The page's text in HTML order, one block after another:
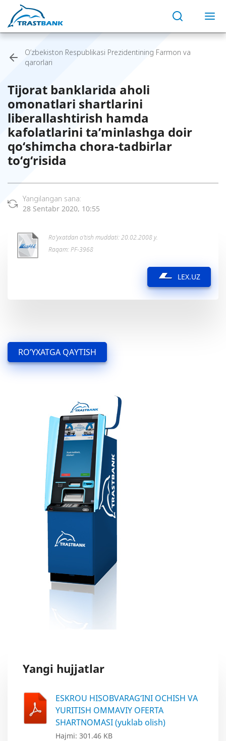
O‘zbekiston Respublikasi Prezidentining Farmon va
qarorlari
Tijorat banklarida aholi
omonatlari shartlarini
liberallashtirish hamda
kafolatlarini ta’minlashga doir
qo‘shimcha chora-tadbirlar
to‘g‘risida
Yangilangan sana:
28 Sentabr 2020, 10:55
Ro’yxatdan o’tish muddati: 20.02.2008 y.
Raqam: PF-3968
LEX.UZ
RO’YXATGA QAYTISH
Yangi hujjatlar
ESKROU HISOBVARAG‘INI OCHISH VA
YURITISH OMMAVIY OFERTA
SHARTNOMASI (yuklab olish)
Hajmi: 301.46 KB